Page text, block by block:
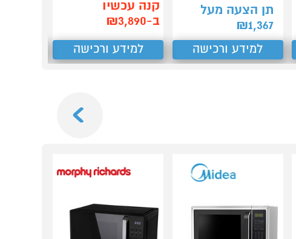
תן הצעה מעל
1,367
₪
למידע ורכישה
קנה עכשיו
ב-₪3,890
למידע ורכישה